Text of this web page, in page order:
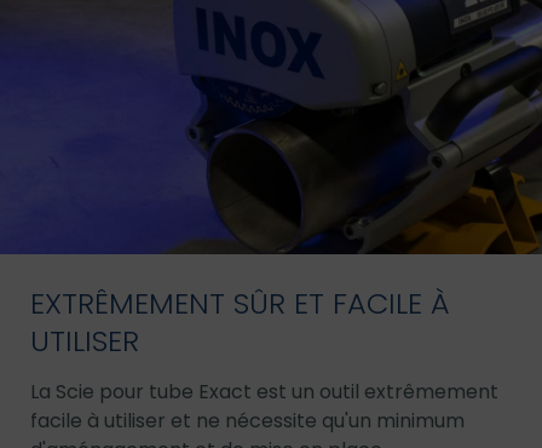
EXTRÊMEMENT SÛR ET FACILE À
UTILISER
La Scie pour tube Exact est un outil extrêmement
facile à utiliser et ne nécessite qu'un minimum